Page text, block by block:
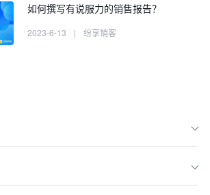
如何撰写有说服力的销售报告？
2023-6-13 | 纷享销客